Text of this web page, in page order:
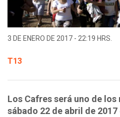
3 DE ENERO DE 2017 - 22:19 HRS.
T13
Los Cafres será uno de los
sábado 22 de abril de